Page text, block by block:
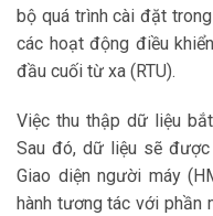
bộ quá trình cài đặt
các hoạt động điều
đầu cuối từ xa (RTU).
Việc thu thập dữ liệu
Sau đó, dữ liệu sẽ
Giao diện người máy
hành tương tác với phần